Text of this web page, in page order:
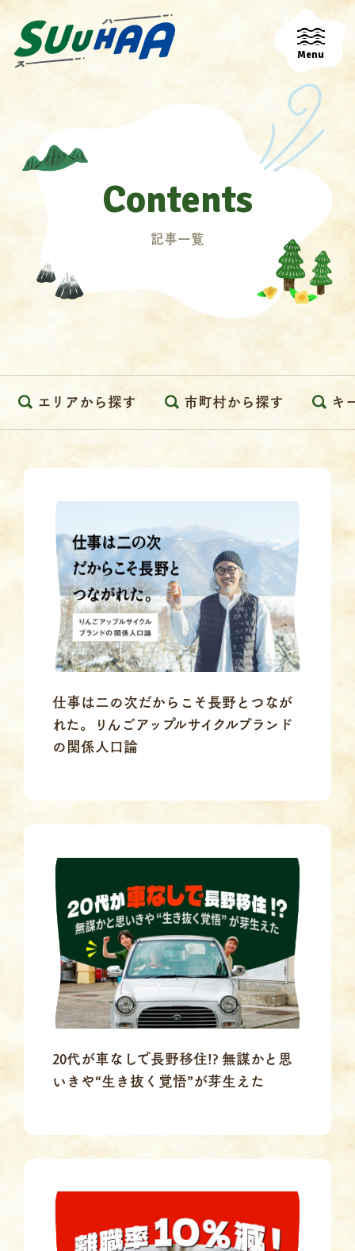
Menu
Contents
記事一覧
エリアから探す 市町村から探す キ
仕事は二の次だからこそ長野とつなが
れた。りんごアップルサイクルブランド
の関係人口論
20代が車なしで長野移住!? 無謀かと思
いきや“生き抜く覚悟”が芽生えた